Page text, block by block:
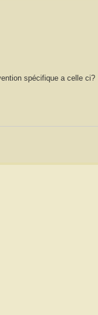
spécifique a celle ci?